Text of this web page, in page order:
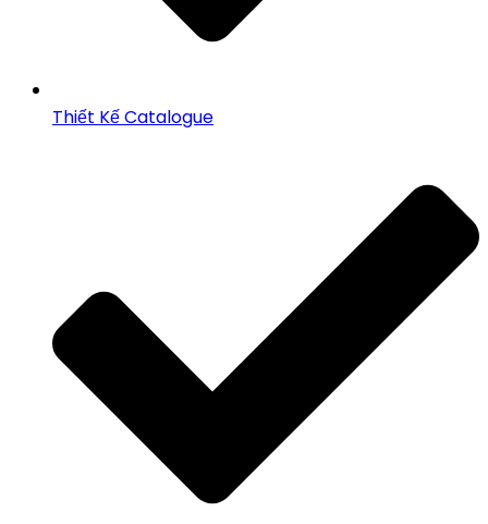
Thiết Kế Catalogue